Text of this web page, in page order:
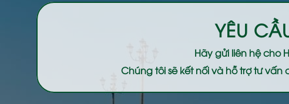
YÊU
Hãy gửi liên hệ cho
Chúng tôi sẽ kết nối và hỗ trợ tư